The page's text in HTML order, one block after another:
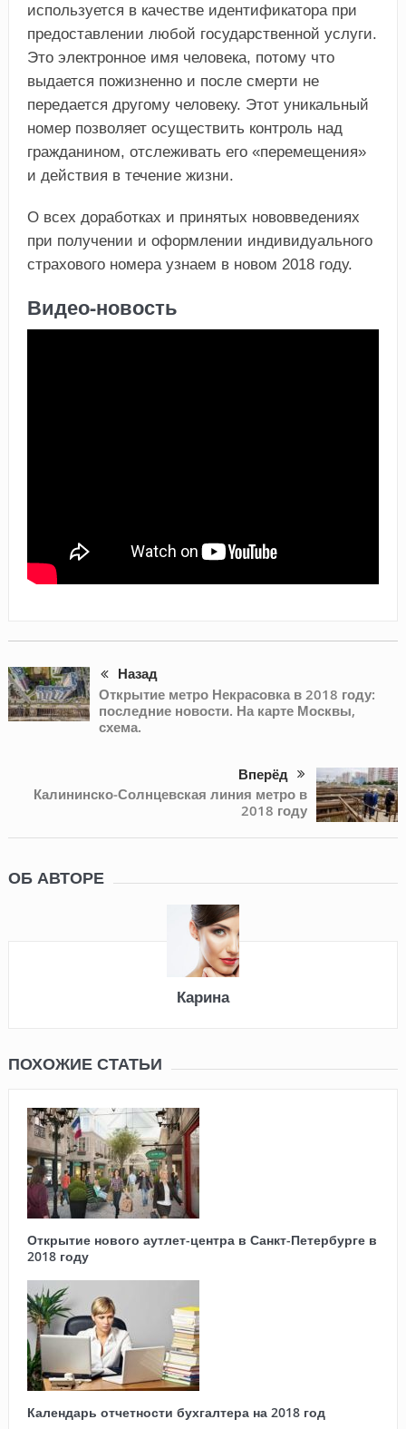
используется в качестве идентификатора при
предоставлении любой государственной услуги.
Это электронное имя человека, потому что
выдается пожизненно и после смерти не
передается другому человеку. Этот уникальный
номер позволяет осуществить контроль над
гражданином, отслеживать его «перемещения»
и действия в течение жизни.
О всех доработках и принятых нововведениях
при получении и оформлении индивидуального
страхового номера узнаем в новом 2018 году.
Видео-новость
Назад
Открытие метро Некрасовка в 2018 году:
последние новости. На карте Москвы,
схема.
Вперёд
Калининско‑Солнцевская линия метро в
2018 году
ОБ АВТОРЕ
Карина
ПОХОЖИЕ СТАТЬИ
Открытие нового аутлет-центра в Санкт-Петербурге в
2018 году
Календарь отчетности бухгалтера на 2018 год